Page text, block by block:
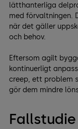
lätthanterliga
med förvaltningen.
när det gäller
och behov.
Eftersom agilt
kontinuerligt
creep, ett problem
gör dem mindre